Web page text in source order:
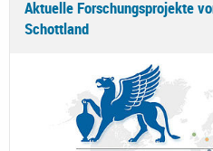
Aktuelle Forschungsprojekte
Schottland